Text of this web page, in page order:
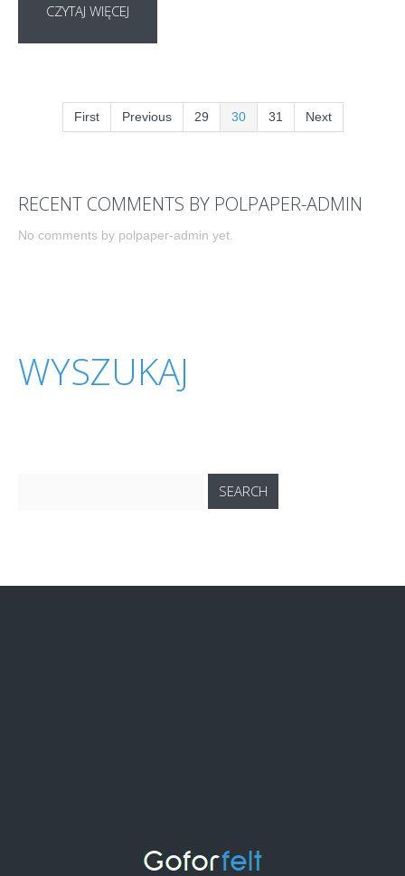
CZYTAJ WIĘCEJ
First Previous 29 30 31 Next
RECENT COMMENTS BY POLPAPER-ADMIN
No comments by polpaper-admin yet.
WYSZUKAJ